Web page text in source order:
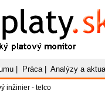
.sk
monitor
Práca| Analýzy a
inžinier - telco